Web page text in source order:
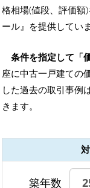
格相場(値段、評価額
ール』を提供していま
条件を指定して「
座に中古一戸建ての
した過去の取引事例
きます。
築年数